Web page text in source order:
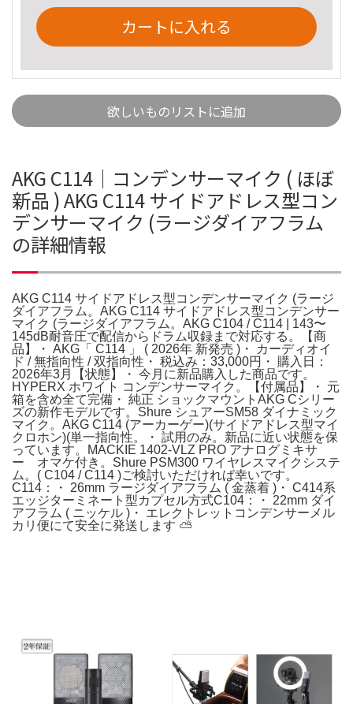
カートに入れる
欲しいものリストに追加
AKG C114│コンデンサーマイク ( ほぼ
新品 ) AKG C114 サイドアドレス型コン
デンサーマイク (ラージダイアフラム
の詳細情報
AKG C114 サイドアドレス型コンデンサーマイク (ラージ
ダイアフラム。AKG C114 サイドアドレス型コンデンサー
マイク (ラージダイアフラム。AKG C104 / C114 | 143〜
145dB耐音圧で配信からドラム収録まで対応する。【商
品】・ AKG「 C114 」 ( 2026年 新発売 )・ カーディオイ
ド / 無指向性 / 双指向性・ 税込み：33,000円・ 購入日：
2026年3月【状態】・ 今月に新品購入した商品です。
HYPERX ホワイト コンデンサーマイク。【付属品】・ 元
箱を含め全て完備・ 純正 ショックマウントAKG Cシリー
ズの新作モデルです。Shure シュアーSM58 ダイナミック
マイク。AKG C114 (アーカーゲー)(サイドアドレス型マイ
クロホン)(単一指向性。・ 試用のみ。新品に近い状態を保
っています。MACKIE 1402-VLZ PRO アナログミキサ
ー オマケ付き。Shure PSM300 ワイヤレスマイクシステ
ム。( C104 / C114 )ご検討いただければ幸いです。
C114：・ 26mm ラージダイアフラム ( 金蒸着 )・ C414系
エッジターミネート型カプセル方式C104：・ 22mm ダイ
アフラム ( ニッケル )・ エレクトレットコンデンサーメル
カリ便にて安全に発送します ⛅